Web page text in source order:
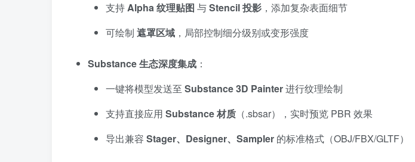
支持Alpha 纹理贴图 与Stencil 投影 ，添加复杂表面细节
可绘制 遮罩区域 ，局部控制细分级别或变形强度
Substance 生态深度集成 ：
一键将模型发送至 Substance 3D Painter进行纹理绘制
支持直接应用 Substance 材质 （.sbsar），实时预览 PBR 效果
导出兼容 Stager、Designer、Sampler 的标准格式（OBJ/FBX/GLTF）